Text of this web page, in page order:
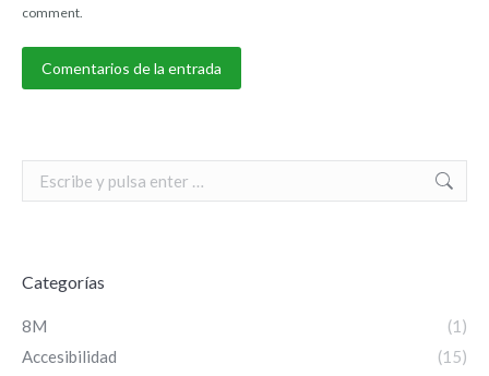
comment.
Comentarios de la entrada
Search:
Categorías
8M
(1)
Accesibilidad
(15)